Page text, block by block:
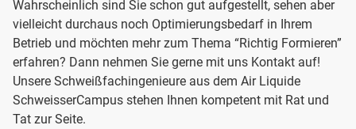
Wahrscheinlich sind Sie schon gut aufgestellt, sehen aber
vielleicht durchaus noch Optimierungsbedarf in Ihrem
Betrieb und möchten mehr zum Thema “Richtig Formieren”
erfahren? Dann nehmen Sie gerne mit uns Kontakt auf!
Unsere Schweißfachingenieure aus dem Air Liquide
SchweisserCampus stehen Ihnen kompetent mit Rat und
Tat zur Seite.